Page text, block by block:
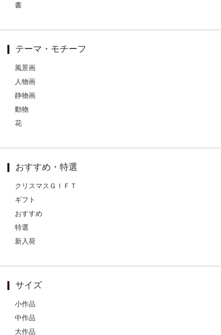
書
テーマ・モチーフ
風景画
人物画
静物画
動物
花
おすすめ・特選
クリスマスＧＩＦＴ
ギフト
おすすめ
特選
新入荷
サイズ
小作品
中作品
大作品